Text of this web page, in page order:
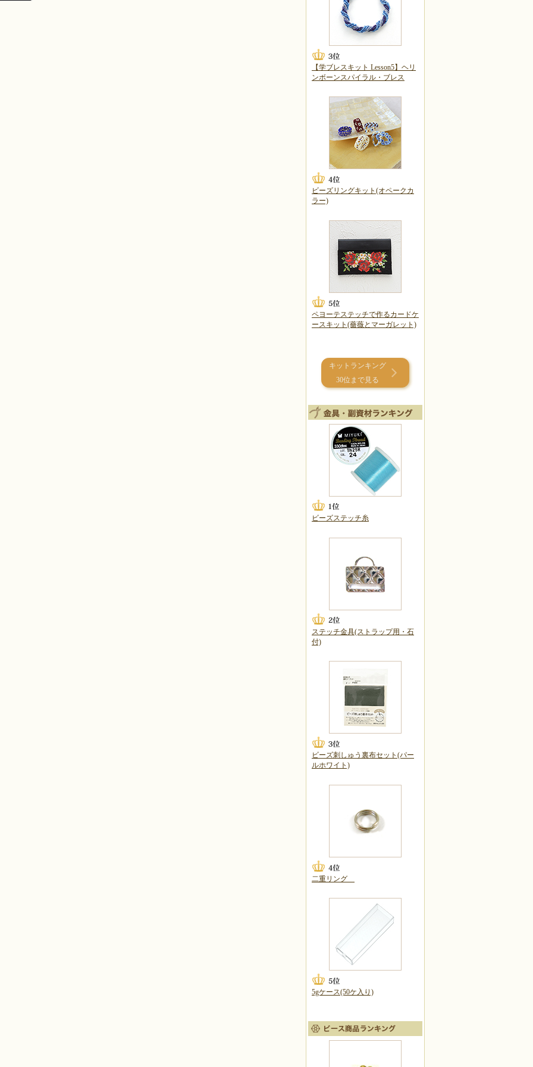
【学ブレスキット Lesson5】ヘリ
ンボーンスパイラル・ブレス
ビーズリングキット(オペークカ
ラー)
ペヨーテステッチで作るカードケ
ースキット(薔薇とマーガレット)
キットランキング
30位まで見る
ビーズステッチ糸
ステッチ金具(ストラップ用・石
付)
ビーズ刺しゅう裏布セット(パー
ルホワイト)
二重リング
5gケース(50ケ入り)